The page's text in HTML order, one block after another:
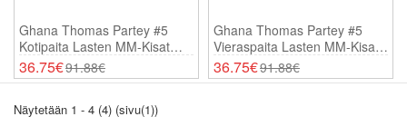
Ghana Thomas Partey #5
Kotipaita Lasten MM-Kisat
2026 Lyhythihainen (+
Shortsit)
36.75€91.88€
Ghana Thomas Partey #5
Vieraspaita Lasten MM-Kisat
2026 Lyhythihainen (+
Shortsit)
36.75€91.88€
Näytetään 1 - 4 (4) (sivu(1))